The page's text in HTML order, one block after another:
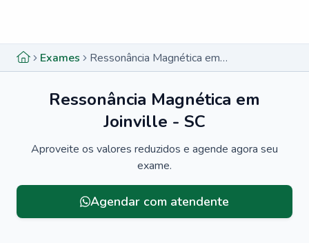
Exames Ressonância Magnética em Joinville - SC
Ressonância Magnética em
Joinville - SC
Aproveite os valores reduzidos e agende agora seu
exame.
Agendar com atendente
Menu lateral